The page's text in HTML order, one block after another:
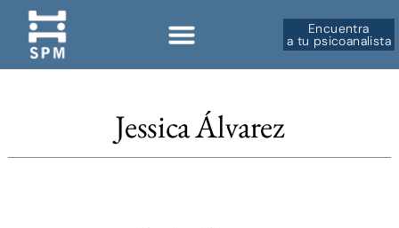
Encuentra
a tu psicoanalista
Jessica Álvarez